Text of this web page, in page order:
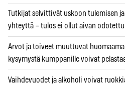
Tutkijat selvittivät uskoon tulemisen
yhteyttä – tulos ei ollut aivan odotettu
Arvot ja toiveet muuttuvat
kysymystä kumppanille voivat
Vaihdevuodet ja alkoholi voivat